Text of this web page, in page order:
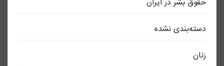
حقوق بشر در ایران
دسته‌بندی نشده
زنان